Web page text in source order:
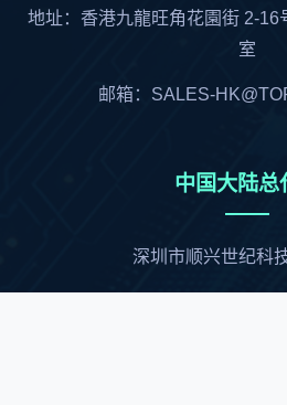
地址：香港九龍旺角花園街 2-16
室
邮箱：SALES-
中国大陆总
深圳市顺兴世纪科